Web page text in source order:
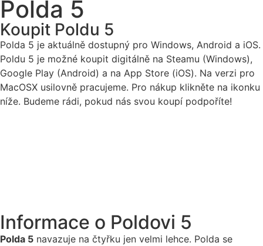
Polda 5
Koupit Poldu 5
Polda 5 je aktuálně dostupný pro Windows, Android a iOS.
Poldu 5 je možné koupit digitálně na Steamu (Windows),
Google Play (Android) a na App Store (iOS). Na verzi pro
MacOSX usilovně pracujeme. Pro nákup klikněte na ikonku
níže. Budeme rádi, pokud nás svou koupí podpoříte!
Informace o Poldovi 5
Polda 5 navazuje na čtyřku jen velmi lehce. Polda se